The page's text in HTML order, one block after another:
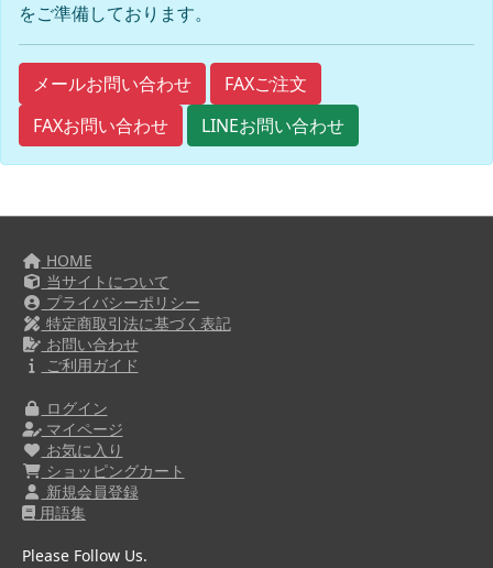
をご準備しております。
メールお問い合わせ
FAXご注文
FAXお問い合わせ
LINEお問い合わせ
HOME
当サイトについて
プライバシーポリシー
特定商取引法に基づく表記
お問い合わせ
ご利用ガイド
ログイン
マイページ
お気に入り
ショッピングカート
新規会員登録
用語集
Please Follow Us.